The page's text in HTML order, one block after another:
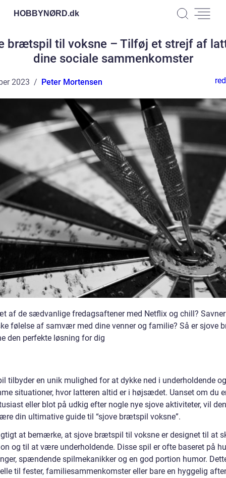
HOBBYNØRD.dk
brætspil til voksne – Tilføj et strejf af
dine sociale sammenkomster
2023 Peter Mortensen
af de sædvanlige fredagsaftener med Netflix og chill?
følelse af samvær med dine venner og familie? Så er sjove
den perfekte løsning for dig
tilbyder en unik mulighed for at dykke ned i underholdende og
situationer, hvor latteren altid er i højsædet. Uanset om du
eller blot på udkig efter nogle nye sjove aktiviteter, vil
din ultimative guide til “sjove brætspil voksne”.
at bemærke, at sjove brætspil til voksne er designet til at
og til at være underholdende. Disse spil er ofte baseret på
spændende spilmekanikker og en god portion humor.
til fester, familiesammenkomster eller bare en hyggelig